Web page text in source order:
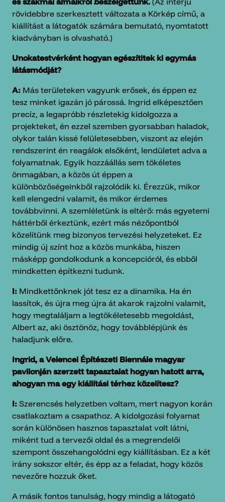
rövidebbre szerkesztett változata a Körkép című, a
kiállítást a látogatók számára bemutató, nyomtatott
kiadványban is olvasható.)
Unokatestvérként hogyan egészítitek ki egymás
látásmódját?
A: Más területeken vagyunk erősek, és éppen ez
tesz minket igazán jó párossá. Ingrid elképesztően
precíz, a legapróbb részletekig kidolgozza a
projekteket, én ezzel szemben gyorsabban haladok,
olykor talán kissé felületesebben, viszont az elején
rendszerint én reagálok elsőként, lendületet adva a
folyamatnak. Egyik hozzáállás sem tökéletes
önmagában, a közös út éppen a
különbözőségeinkből rajzolódik ki. Érezzük, mikor
kell elengedni valamit, és mikor érdemes
továbbvinni. A szemléletünk is eltérő: más egyetemi
háttérből érkeztünk, ezért más nézőpontból
közelítünk meg bizonyos tervezési helyzeteket. Ez
mindig új színt hoz a közös munkába, hiszen
másképp gondolkodunk a koncepcióról, és ebből
mindketten építkezni tudunk.
I: Mindkettőnknek jót tesz ez a dinamika. Ha én
lassítok, és újra meg újra át akarok rajzolni valamit,
hogy megtaláljam a legtökéletesebb megoldást,
Albert az, aki ösztönöz, hogy továbblépjünk és
haladjunk előre.
Ingrid, a Velencei Építészeti Biennále magyar
pavilonján szerzett tapasztalat hogyan hatott arra,
ahogyan ma egy kiállítási térhez közelítesz?
I: Szerencsés helyzetben voltam, mert nagyon korán
csatlakoztam a csapathoz. A kidolgozási folyamat
során különösen hasznos tapasztalat volt látni,
miként tud a tervezői oldal és a megrendelői
szempont összehangolódni egy kiállításban. Ez a két
irány sokszor eltér, és épp az a feladat, hogy közös
nevezőre hozzuk őket.
A másik fontos tanulság, hogy mindig a látogató